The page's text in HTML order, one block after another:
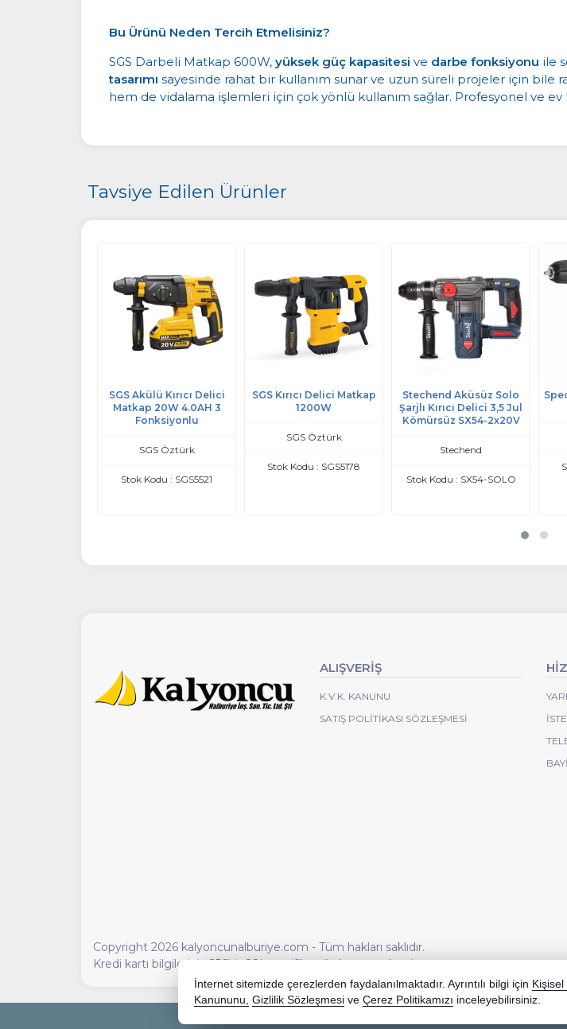
Bu Ürünü Neden Tercih Etmelisiniz?
SGS Darbeli Matkap 600W, yüksek güç kapasitesi ve darbe fonksiyonu ile
tasarımı sayesinde rahat bir kullanım sunar ve uzun süreli projeler için bile
hem de vidalama işlemleri için çok yönlü kullanım sağlar. Profesyonel ve ev
Tavsiye Edilen Ürünler
SGS Akülü Kırıcı Delici
Matkap 20W 4.0AH 3
Fonksiyonlu
SGS Öztürk
Stok Kodu : SGS5521
SGS Kırıcı Delici Matkap
1200W
SGS Öztürk
Stok Kodu : SGS5178
Stechend Aküsüz Solo
Şarjlı Kırıcı Delici 3,5 Jul
Kömürsüz SX54-2x20V
Stechend
Stok Kodu : SX54-SOLO
ALIŞVERİŞ
K.V.K. KANUNU
SATIŞ POLITIKASI SÖZLEŞMESI
Copyright 2026 kalyoncunalburiye.com - Tüm hakları saklıdır.
Kredi kartı bilgileriniz 256bit SSL sertifikası ile korunmaktadır.
İnternet sitemizde çerezlerden faydalanılmaktadır. Ayrıntılı bilgi için Kişisel
Kanununu, Gizlilik Sözleşmesi ve Çerez Politikamızı inceleyebilirsiniz.